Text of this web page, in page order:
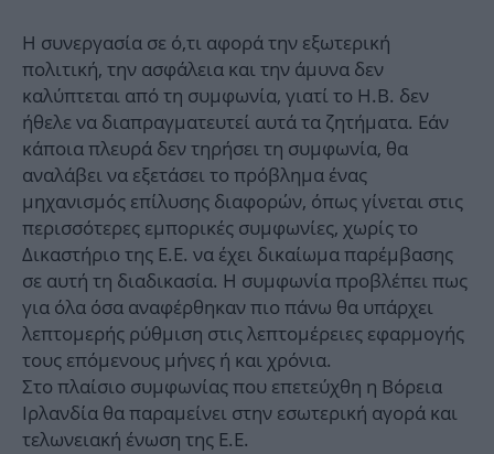
Η συνεργασία σε ό,τι αφορά την εξωτερική
πολιτική, την ασφάλεια και την άμυνα δεν
καλύπτεται από τη συμφωνία, γιατί το Η.Β. δεν
ήθελε να διαπραγματευτεί αυτά τα ζητήματα. Εάν
κάποια πλευρά δεν τηρήσει τη συμφωνία, θα
αναλάβει να εξετάσει το πρόβλημα ένας
μηχανισμός επίλυσης διαφορών, όπως γίνεται στις
περισσότερες εμπορικές συμφωνίες, χωρίς το
Δικαστήριο της Ε.Ε. να έχει δικαίωμα παρέμβασης
σε αυτή τη διαδικασία. Η συμφωνία προβλέπει πως
για όλα όσα αναφέρθηκαν πιο πάνω θα υπάρχει
λεπτομερής ρύθμιση στις λεπτομέρειες εφαρμογής
τους επόμενους μήνες ή και χρόνια.
Στο πλαίσιο συμφωνίας που επετεύχθη η Βόρεια
Ιρλανδία θα παραμείνει στην εσωτερική αγορά και
τελωνειακή ένωση της Ε.Ε.